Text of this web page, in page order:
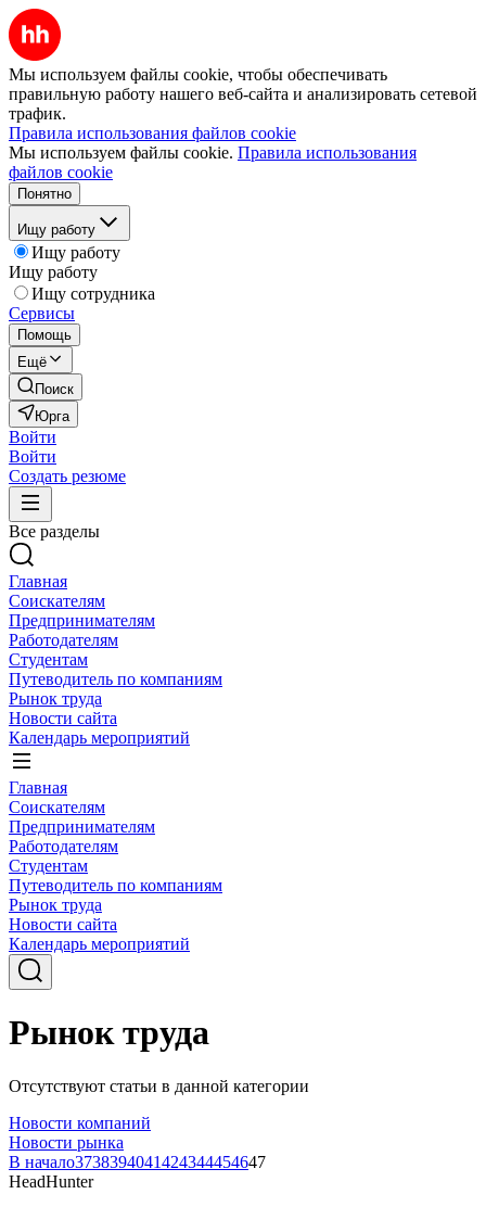
Мы используем файлы cookie, чтобы обеспечивать
правильную работу нашего веб-сайта и анализировать сетевой
трафик.
Правила использования файлов cookie
Мы используем файлы cookie. Правила использования
файлов cookie
Понятно
Ищу работу
Ищу работу
Ищу работу
Ищу сотрудника
Сервисы
Помощь
Ещё
Поиск
Юрга
Войти
Войти
Создать резюме
Все разделы
Главная
Соискателям
Предпринимателям
Работодателям
Студентам
Путеводитель по компаниям
Рынок труда
Новости сайта
Календарь мероприятий
Главная
Соискателям
Предпринимателям
Работодателям
Студентам
Путеводитель по компаниям
Рынок труда
Новости сайта
Календарь мероприятий
Рынок труда
Отсутствуют статьи в данной категории
Новости компаний
Новости рынка
В начало3738394041424344454647
HeadHunter